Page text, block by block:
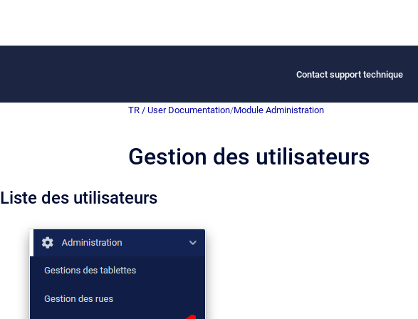
Contact support technique
TR / User Documentation/Module Administration
Gestion des utilisateurs
Liste des utilisateurs